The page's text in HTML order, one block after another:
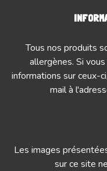
Tous nos produits
allergènes. Si
informations sur ceux-
mail à
Les images
sur ce site